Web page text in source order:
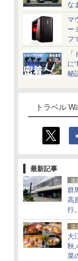
な
マ
ー
フ
に
秘
トラベル
最新記事
道
群
高
行
な
2温
大
秋
菜